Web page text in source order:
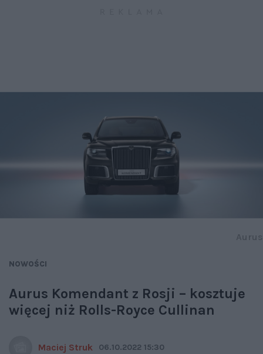
NOWOŚCI
Aurus Komendant z Rosji – kosztuje
więcej niż Rolls-Royce Cullinan
Maciej Struk 06.10.2022 15:30